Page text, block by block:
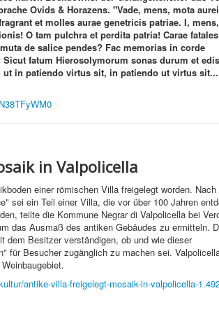
Ovids & Horazens. "Vade, mens, mota
et molles aurae genetricis patriae. I,
O tam pulchra et perdita patria! Carae fatales
de salice pendes? Fac memorias in corde
fatum Hierosolymorum sonas durum et edis
in patiendo virtus sit, in patiendo ut virtus
in Valpolicella
einer römischen Villa freigelegt worden. Nach
sei ein Teil einer Villa, die vor über 100 Jahren
teilte die Kommune Negrar di Valpolicella bei
das Ausmaß des antiken Gebäudes zu ermitteln.
dem Besitzer verständigen, ob und wie dieser
für Besucher zugänglich zu machen sei.
antike-villa-freigelegt-mosaik-in-valpolicella-